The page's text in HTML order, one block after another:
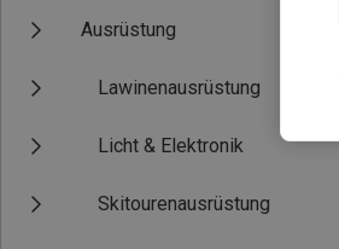
Ausrüstung
Lawinenausrüstung
Licht & Elektronik
Skitourenausrüstung